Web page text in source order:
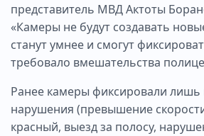
представитель МВД Актоты
«Камеры не будут создавать
станут умнее и смогут
требовало вмешательства
Ранее камеры фиксировали лишь
нарушения (превышение
красный, выезд за полосу,